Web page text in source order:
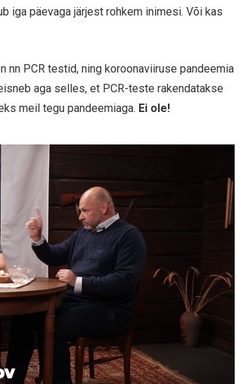
iga päevaga järjest rohkem inimesi. Või kas
PCR testid, ning koroonaviiruse pandeemia
aga selles, et PCR-teste rakendatakse
meil tegu pandeemiaga. Ei ole!